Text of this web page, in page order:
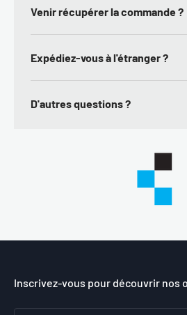
Venir récupérer la commande ?
Expédiez-vous à l'étranger ?
D'autres questions ?
Inscrivez-vous pour découvrir nos